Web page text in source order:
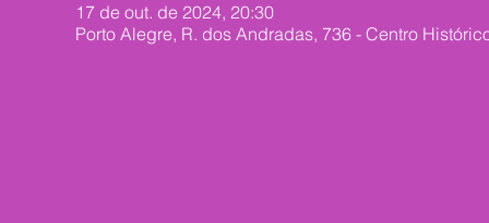
17 de out. de 2024, 20:30
Porto Alegre, R. dos Andradas, 736 - Centro